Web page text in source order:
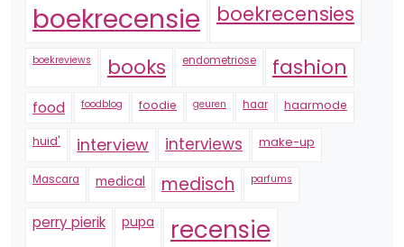
boekrecensie boekrecensies
boekreviews books endometriose fashion
food foodblog foodie geuren haar haarmode
huid' interview interviews make-up
Mascara medical medisch parfums
perry pierik pupa recensie